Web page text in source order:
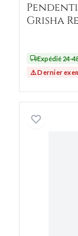
Grisha
Expédié 24-
⚠️ Dernier